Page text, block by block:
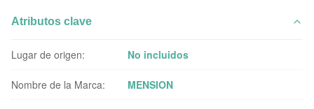
Atributos clave
Lugar de origen: No incluidos
Nombre de la Marca: MENSION